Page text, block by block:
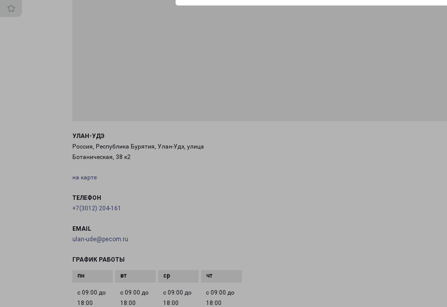
УЛАН-УДЭ
Россия, Республика Бурятия, Улан-Удэ, улица
Ботаническая, 38 к2
на карте
ТЕЛЕФОН
+7(3012) 204-161
EMAIL
ulan-ude@pecom.ru
ГРАФИК РАБОТЫ
с 09:00 до
18:00
с 09:00 до
18:00
с 09:00 до
18:00
с 09:00 до
18:00